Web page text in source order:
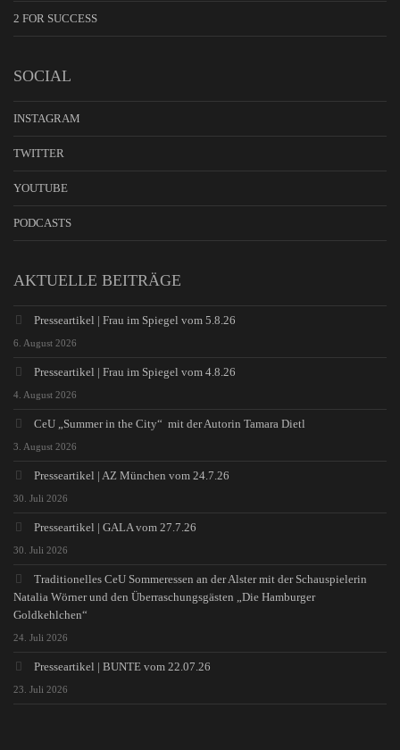
2 FOR SUCCESS
SOCIAL
INSTAGRAM
TWITTER
YOUTUBE
PODCASTS
AKTUELLE BEITRÄGE
Presseartikel | Frau im Spiegel vom 5.8.26
6. August 2026
Presseartikel | Frau im Spiegel vom 4.8.26
4. August 2026
CeU „Summer in the City“ mit der Autorin Tamara Dietl
3. August 2026
Presseartikel | AZ München vom 24.7.26
30. Juli 2026
Presseartikel | GALA vom 27.7.26
30. Juli 2026
Traditionelles CeU Sommeressen an der Alster mit der Schauspielerin
Natalia Wörner und den Überraschungsgästen „Die Hamburger
Goldkehlchen“
24. Juli 2026
Presseartikel | BUNTE vom 22.07.26
23. Juli 2026